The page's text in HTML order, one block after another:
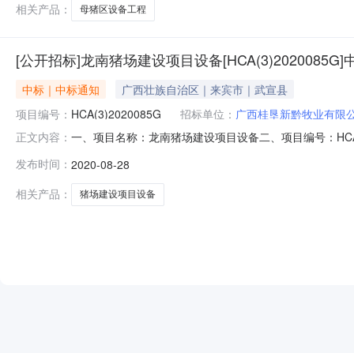
相关产品：
母猪区设备工程
[公开招标]龙南猪场建设项目设备[HCA(3)2020085G]
中标｜中标通知
广西壮族自治区｜来宾市｜武宣县
项目编号： HCA(3)2020085G 招标单位： 广西桂垦新黔牧业有限
正文内容： 一、项目名称：龙南猪场建设项目设备二、项目编号：
60日历天内安装调试完毕并验收合格B分标江西增鑫科
发布时间： 2020-08-28
相关产品：
猪场建设项目设备